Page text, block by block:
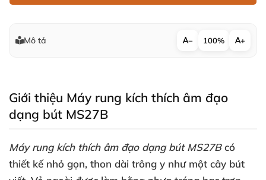
Mô tả − 100% +
Giới thiệu Máy rung kích thích âm đạo
dạng bút MS27B
Máy rung kích thích âm đạo dạng bút MS27Bcó
thiết kế nhỏ gọn, thon dài trông y như một cây bút